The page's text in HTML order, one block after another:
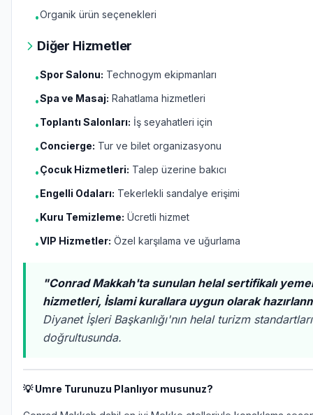
•Organik ürün seçenekleri
Diğer Hizmetler
•Spor Salonu: Technogym ekipmanları
•Spa ve Masaj: Rahatlama hizmetleri
•Toplantı Salonları: İş seyahatleri için
•Concierge: Tur ve bilet organizasyonu
•Çocuk Hizmetleri: Talep üzerine bakıcı
•Engelli Odaları: Tekerlekli sandalye erişimi
•Kuru Temizleme: Ücretli hizmet
•VIP Hizmetler: Özel karşılama ve uğurlama
"Conrad Makkah'ta sunulan helal sertifikalı
hizmetleri, İslami kurallara uygun olarak
Diyanet İşleri Başkanlığı'nın helal turizm standartları
doğrultusunda.
💡 Umre Turunuzu Planlıyor musunuz?